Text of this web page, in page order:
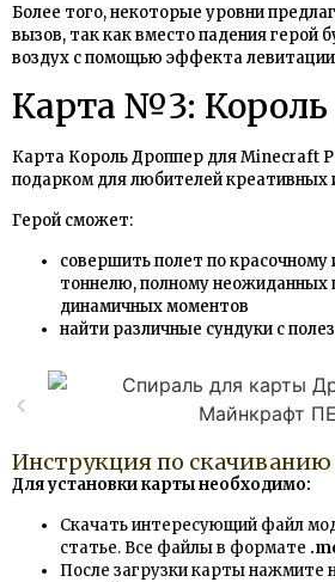
Более того, некоторые уровни
вызов, так как вместо падения герой
воздух с помощью эффекта
Карта №3:
Карта Король Дроппер для Minecraft
подарком для любителей креативных
Герой сможет:
совершить полет по
тоннелю, полному неожиданных
динамичных моментов
найти различные сундуки с
Инструкция по скачиванию
Для установки карты необходимо:
Скачать интересующий файл
статье. Все файлы в формате
После загрузки карты нажмите